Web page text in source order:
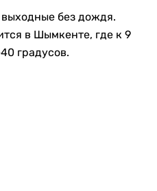
без дождя.
в Шымкенте, где к 9
градусов.